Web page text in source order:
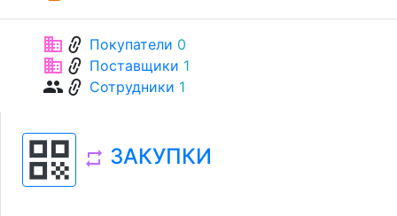
businesslink Покупатели 0
businesslink Поставщики 1
grouplink Сотрудники 1
qr_code repeat ЗАКУПКИ